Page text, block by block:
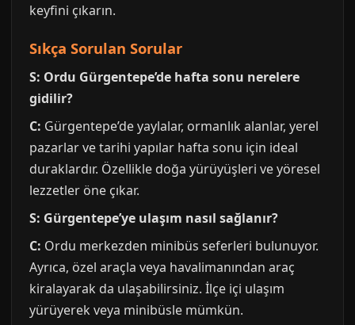
keyfini çıkarın.
Sıkça Sorulan Sorular
S: Ordu Gürgentepe’de hafta sonu nerelere
gidilir?
C: Gürgentepe’de yaylalar, ormanlık alanlar, yerel
pazarlar ve tarihi yapılar hafta sonu için ideal
duraklardır. Özellikle doğa yürüyüşleri ve yöresel
lezzetler öne çıkar.
S: Gürgentepe’ye ulaşım nasıl sağlanır?
C: Ordu merkezden minibüs seferleri bulunuyor.
Ayrıca, özel araçla veya havalimanından araç
kiralayarak da ulaşabilirsiniz. İlçe içi ulaşım
yürüyerek veya minibüsle mümkün.